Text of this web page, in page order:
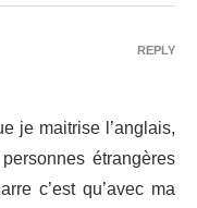
je maitrise l’anglais,
étrangères
c’est qu’avec ma
REPLY